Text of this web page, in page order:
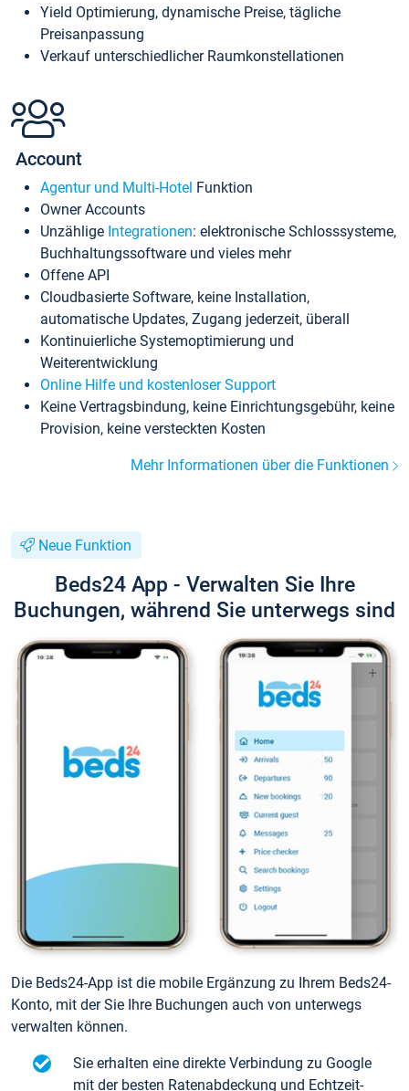
Yield Optimierung, dynamische Preise, tägliche
Preisanpassung
Verkauf unterschiedlicher Raumkonstellationen
Account
Agentur und Multi-Hotel Funktion
Owner Accounts
Unzählige Integrationen: elektronische Schlosssysteme,
Buchhaltungssoftware und vieles mehr
Offene API
Cloudbasierte Software, keine Installation,
automatische Updates, Zugang jederzeit, überall
Kontinuierliche Systemoptimierung und
Weiterentwicklung
Online Hilfe und kostenloser Support
Keine Vertragsbindung, keine Einrichtungsgebühr, keine
Provision, keine versteckten Kosten
Mehr Informationen über die Funktionen
Neue Funktion
Beds24 App - Verwalten Sie Ihre
Buchungen, während Sie unterwegs sind
Die Beds24-App ist die mobile Ergänzung zu Ihrem Beds24-
Konto, mit der Sie Ihre Buchungen auch von unterwegs
verwalten können.
Sie erhalten eine direkte Verbindung zu Google
mit der besten Ratenabdeckung und Echtzeit-